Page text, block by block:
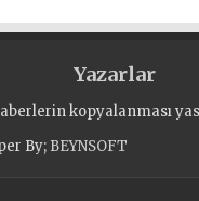
Yazarlar
kopyalanması
By; BEYNSOFT